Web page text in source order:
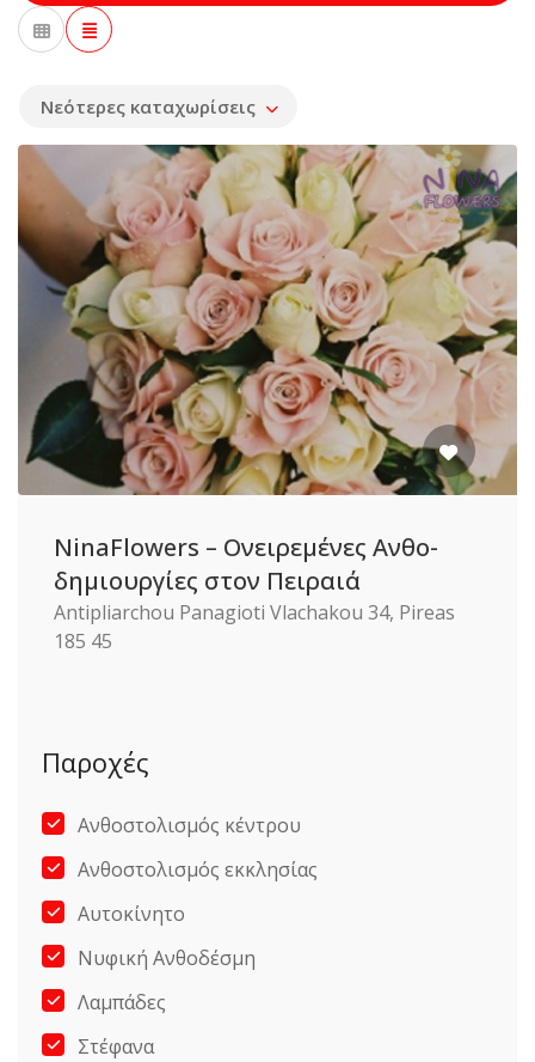
Νεότερες καταχωρίσεις
NinaFlowers – Ονειρεμένες Ανθο-
δημιουργίες στον Πειραιά
Antipliarchou Panagioti Vlachakou 34, Pireas
185 45
Παροχές
Ανθοστολισμός κέντρου
Ανθοστολισμός εκκλησίας
Αυτοκίνητο
Νυφική Ανθοδέσμη
Λαμπάδες
Στέφανα